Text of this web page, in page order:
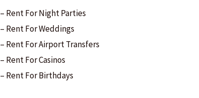
– Rent For Night Parties
– Rent For Weddings
– Rent For Airport Transfers
– Rent For Casinos
– Rent For Birthdays